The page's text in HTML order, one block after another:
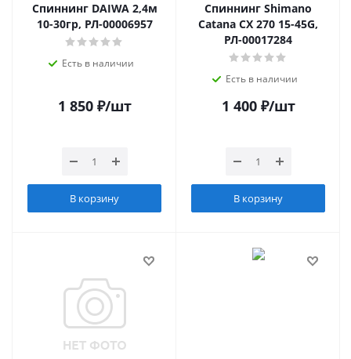
Спиннинг DAIWA 2,4м
10-30гр, РЛ-00006957
Есть в наличии
1 850₽/шт
В корзину
Спиннинг Shimano
Catana CX 270 15-45G,
РЛ-00017284
Есть в наличии
1 400₽/шт
В корзину